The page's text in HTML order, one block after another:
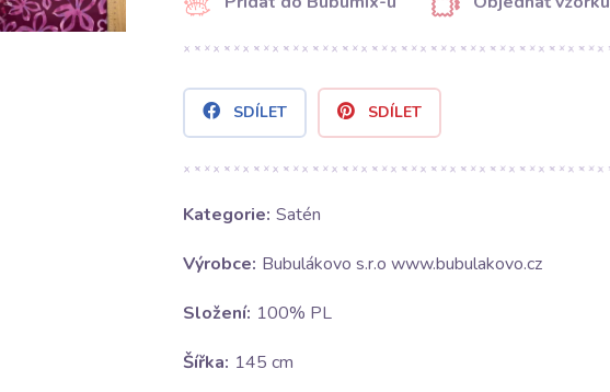
SDÍLET SDÍLET
Kategorie: Satén
Výrobce: Bubulákovo s.r.o www.bubulakovo.cz
Složení: 100% PL
Šířka: 145 cm